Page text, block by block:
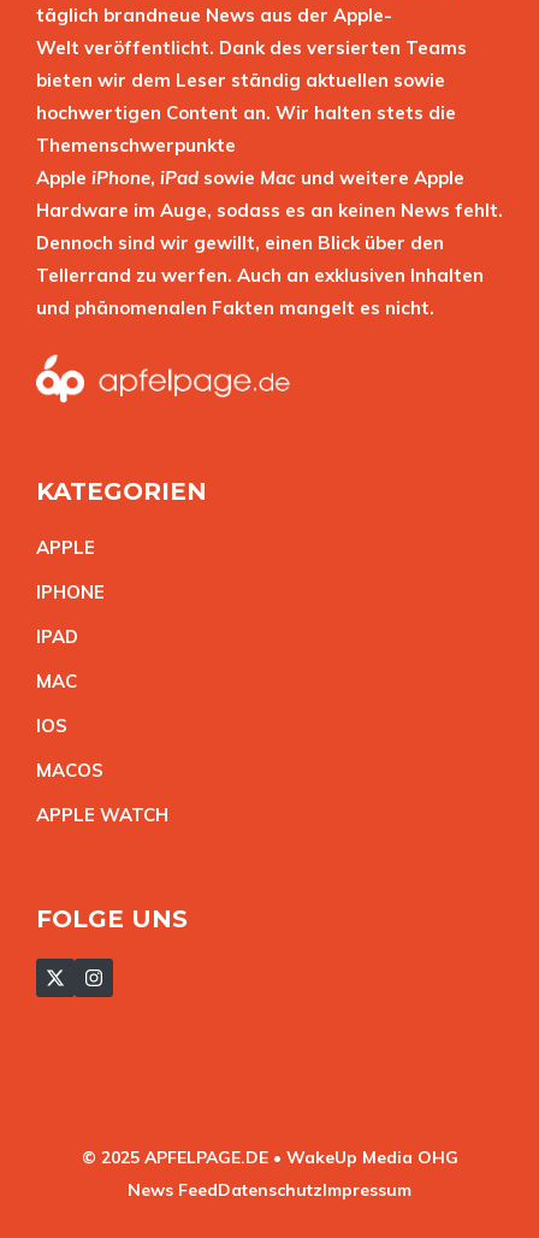
täglich brandneue News aus der Apple-
Welt veröffentlicht. Dank des versierten Teams
bieten wir dem Leser ständig aktuellen sowie
hochwertigen Content an. Wir halten stets die
Themenschwerpunkte
Apple iPhone, iPad sowie Mac und weitere Apple
Hardware im Auge, sodass es an keinen News fehlt.
Dennoch sind wir gewillt, einen Blick über den
Tellerrand zu werfen. Auch an exklusiven Inhalten
und phänomenalen Fakten mangelt es nicht.
KATEGORIEN
APPLE
IPHONE
IPAD
MAC
IOS
MACOS
APPLE WATCH
FOLGE UNS
© 2025 APFELPAGE.DE • WakeUp Media OHG
News FeedDatenschutzImpressum